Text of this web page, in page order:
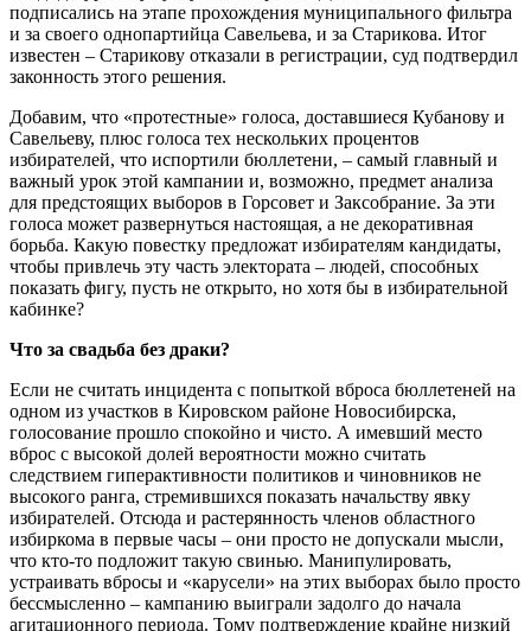
подписались на этапе прохождения муниципального фильтра
и за своего однопартийца Савельева, и за Старикова. Итог
известен – Старикову отказали в регистрации, суд подтвердил
законность этого решения.
Добавим, что «протестные» голоса, доставшиеся Кубанову и
Савельеву, плюс голоса тех нескольких процентов
избирателей, что испортили бюллетени, – самый главный и
важный урок этой кампании и, возможно, предмет анализа
для предстоящих выборов в Горсовет и Заксобрание. За эти
голоса может развернуться настоящая, а не декоративная
борьба. Какую повестку предложат избирателям кандидаты,
чтобы привлечь эту часть электората – людей, способных
показать фигу, пусть не открыто, но хотя бы в избирательной
кабинке?
Что за свадьба без драки?
Если не считать инцидента с попыткой вброса бюллетеней на
одном из участков в Кировском районе Новосибирска,
голосование прошло спокойно и чисто. А имевший место
вброс с высокой долей вероятности можно считать
следствием гиперактивности политиков и чиновников не
высокого ранга, стремившихся показать начальству явку
избирателей. Отсюда и растерянность членов областного
избиркома в первые часы – они просто не допускали мысли,
что кто-то подложит такую свинью. Манипулировать,
устраивать вбросы и «карусели» на этих выборах было просто
бессмысленно – кампанию выиграли задолго до начала
агитационного периода. Тому подтверждение крайне низкий